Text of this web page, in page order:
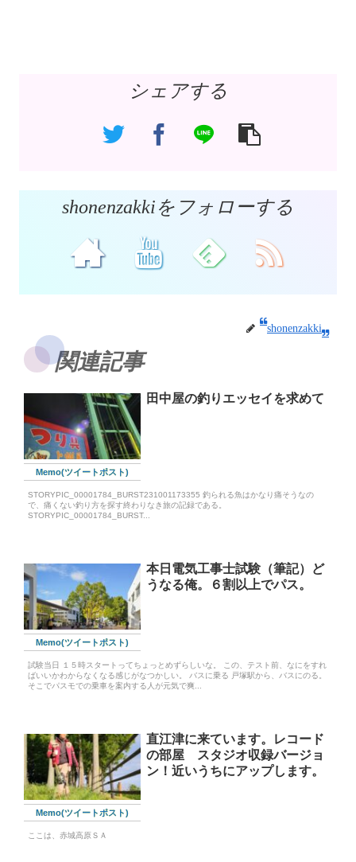
シェアする
shonenzakkiをフォローする
shonenzakki
関連記事
Memo(ツイートポスト)
田中屋の釣りエッセイを求めて
STORYPIC_00001784_BURST231001173355 釣られる魚はかなり痛そうなの
で、痛くない釣り方を探す終わりなき旅の記録である。
STORYPIC_00001784_BURST...
Memo(ツイートポスト)
本日電気工事士試験（筆記）ど
うなる俺。６割以上でパス。
試験当日 １５時スタートってちょっとめずらしいな。 この、テスト前、なにをすれ
ばいいかわからなくなる感じがなつかしい。 バスに乗る 戸塚駅から、バスにのる。
そこでパスモでの乗車を案内する人が元気で爽...
Memo(ツイートポスト)
直江津に来ています。レコード
の部屋 スタジオ収録バージョ
ン！近いうちにアップします。
ここは、赤城高原ＳＡ